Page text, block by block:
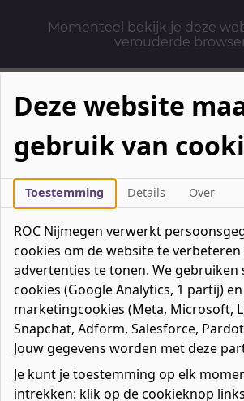
Momenteel bekijk je deze
verouderde
Mbo-opleidingen
Werken & Leren
Mavo / havo / vwo
Contact
Over ons
Bedrijven
Favorieten0favorieten
Mijn ROC
Zoeken
Deze website
gebruik van
Toestemming Details Over
ROC Nijmegen verwerkt
cookies om de website te
advertenties te tonen. We gebruiken
cookies (Google Analytics, 1 partij) en
marketingcookies (Meta, Microsoft,
Snapchat, Adform, Salesforce,
Jouw gegevens worden met deze
Je kunt je toestemming op elk
intrekken: klik op de cookieknop